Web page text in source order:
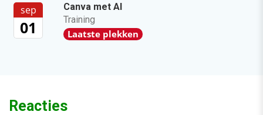
sep
01
Canva met AI
Training
Laatste plekken
Reacties